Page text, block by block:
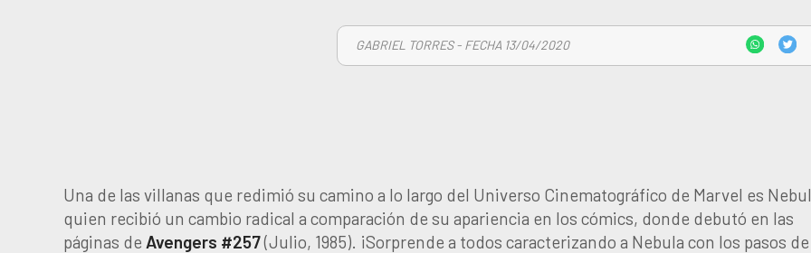
GABRIEL TORRES - FECHA 13/04/2020
Una de las villanas que redimió su camino a lo largo del Universo Cinematográfico de Marvel es
quien recibió un cambio radical a comparación de su apariencia en los cómics, donde debutó en las
páginas de Avengers #257(Julio, 1985). ¡Sorprende a todos caracterizando a Nebula con los pasos